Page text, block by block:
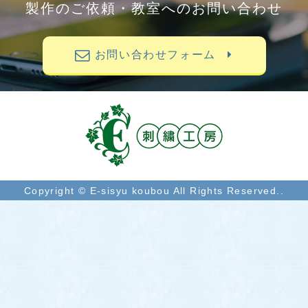
製作のご依頼・教室へのお問い合わせ
お問い合わせフォーム
Copyright © E-sisyu koubou All Rights Reserved..